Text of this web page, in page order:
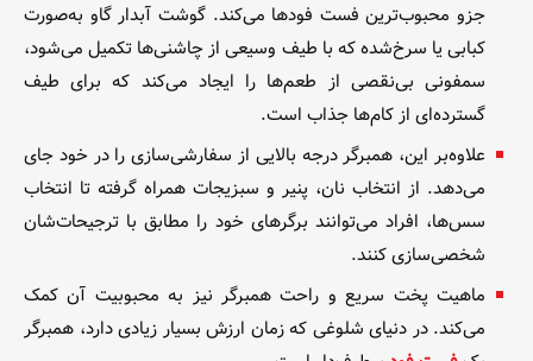
جزو محبوب‌ترین فست‌ فودها می‌کند. گوشت آبدار گاو به‌صورت
کبابی یا سرخ‌شده که با طیف وسیعی از چاشنی‌ها تکمیل می‌شود،
سمفونی بی‌نقصی از طعم‌ها را ایجاد می‌کند که برای طیف
گسترده‌ای از کام‌ها جذاب است.
علاوه‌بر این، همبرگر درجه بالایی از سفارشی‌سازی را در خود جای
می‌دهد. از انتخاب نان، پنیر و سبزیجات همراه گرفته تا انتخاب
سس‌ها، افراد می‌توانند برگرهای خود را مطابق با ترجیحات‌شان
شخصی‌سازی کنند.
ماهیت پخت سریع و راحت همبرگر نیز به محبوبیت آن کمک
می‌کند. در دنیای شلوغی که زمان ارزش بسیار زیادی دارد، همبرگر